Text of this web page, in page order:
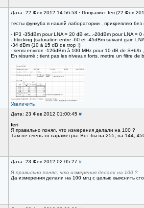
Дата: 22 Фев 2012 14:56:53 · Поправил: feri (22 Фев
тесты функуба в нашей лаборатории , прикрепляю без
- IP3 -35dBm pour LNA = 20 dB et...-20dBm pour LNA =
- blocking (saturation entre -60 et -45dBm suivant gain
-34 dBm (10 à 15 dB de trop !)
- sensi environ -126dBm à 100 MHz pour 10 dB de S+b/
En résumé : tient pas les niveaux forts, mettre un filtre de
Увеличить
Дата: 23 Фев 2012 01:00:45 #
feri
Я правильно понял, что измерения делали на 100 ?
Там не очень то параметры. Вот бы на 255, на 144,
Дата: 23 Фев 2012 02:05:27 #
Я правильно понял, что измерения делали на 100 ?
Да измерения делали на 100 мгц с целью выяснить